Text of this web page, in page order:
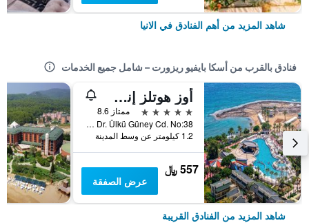
شاهد المزيد من أهم الفنادق في الانيا
فنادق بالقرب من أسكا بايفيو ريزورت – شامل جميع الخدمات
أوز هوتلز إنسيكوم بيتش ريزورت
5 نجوم
ممتاز 8.6
Incekum Mah., Dr. Ülkü Güney Cd. No:38, الانيا, تركيا
1.2 كيلومتر عن وسط المدينة
557 ﷼
عرض الصفقة
شاهد المزيد من الفنادق القريبة